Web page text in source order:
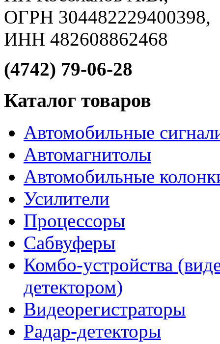
ОГРН 304482229400398,
ИНН 482608862468
(4742) 79-06-28
Каталог товаров
Автомобильные
Автомагнитолы
Автомобильные
Усилители
Процессоры
Сабвуферы
Комбо-устройства
детектором)
Видеорегистраторы
Радар-детекторы